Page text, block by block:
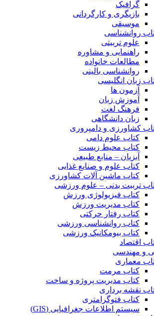
گرافیک
بازیگری و کارگردانی
موسیقی
روانشناسی
علوم تربیتی
راهنمایی و مشاوره
مطالعات خانواده
روانشناسی بالینی
زبان انگلیسی
آزمون ها
آموزش زبان
فرهنگ لغت
زبان دانشگاهی
کشاورزی و دامپروری
کتاب علوم دامی
کتاب محیط زیست
آبزیان – منابع طبیعی
کتاب علوم و صنایع غذایی
کتاب ماشین آلات کشاورزی
تربیت بدنی – علوم ورزشی
کتاب فیزیولوژی ورزش
کتاب مدیریت ورزش
کتاب رفتار حرکتی
کتاب روانشناسی ورزشی
کتاب بیومکانیک ورزشی
اقتصاد
و مهندسی
معماری
کتاب مرمت
کتاب مدیریت پروژه و ساخت
نقشه برداری
کتاب فتوگرامتری
سیستم اطلاعات جغرافیایی (GIS)